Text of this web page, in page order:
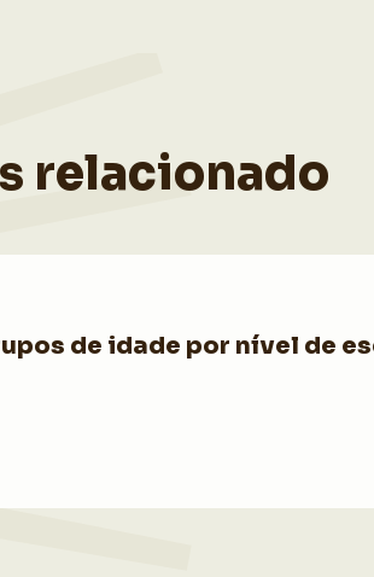
relacionado
de idade por nível de